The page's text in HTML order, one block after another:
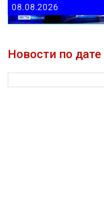
08.08.2026
Новости по дате